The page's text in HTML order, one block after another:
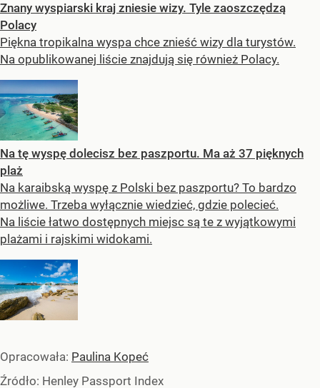
Znany wyspiarski kraj zniesie wizy. Tyle zaoszczędzą
Polacy
Piękna tropikalna wyspa chce znieść wizy dla turystów.
Na opublikowanej liście znajdują się również Polacy.
Na tę wyspę dolecisz bez paszportu. Ma aż 37 pięknych
plaż
Na karaibską wyspę z Polski bez paszportu? To bardzo
możliwe. Trzeba wyłącznie wiedzieć, gdzie polecieć.
Na liście łatwo dostępnych miejsc są te z wyjątkowymi
plażami i rajskimi widokami.
Opracowała: Paulina Kopeć
Źródło: Henley Passport Index